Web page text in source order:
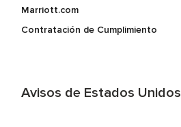
Marriott.com
Contratación de Cumplimiento
Avisos de Estados Unidos